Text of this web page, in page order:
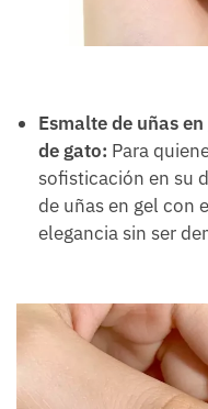
Esmalte de uñas
de gato: Para
sofisticación en su
de uñas en gel con
elegancia sin ser